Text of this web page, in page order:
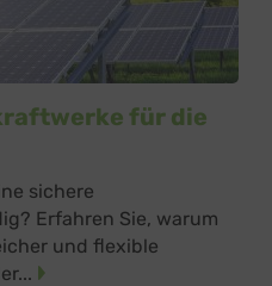
für die
sichere
Erfahren Sie, warum
und flexible